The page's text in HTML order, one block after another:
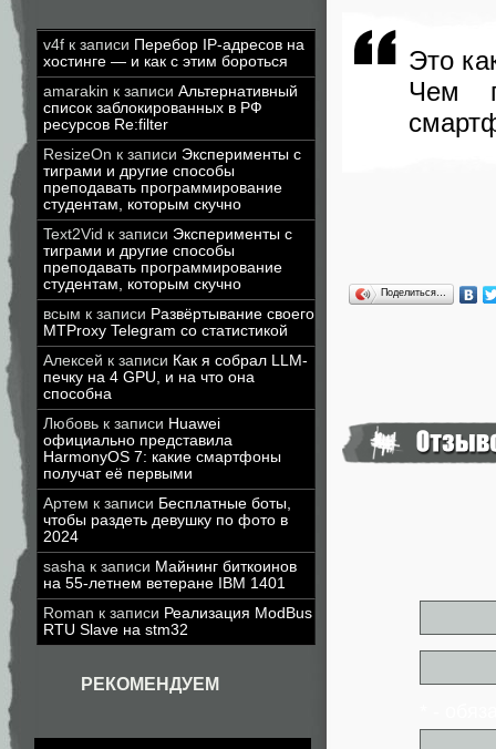
v4f к записи Перебор IP-адресов на
хостинге — и как с этим бороться
amarakin к записи Альтернативный
список заблокированных в РФ
ресурсов Re:filter
ResizeOn к записи Эксперименты с
тиграми и другие способы
преподавать программирование
студентам, которым скучно
Text2Vid к записи Эксперименты с
тиграми и другие способы
преподавать программирование
студентам, которым скучно
всым к записи Развёртывание своего
MTProxy Telegram со статистикой
Алексей к записи Как я собрал LLM-
печку на 4 GPU, и на что она
способна
Любовь к записи Huawei
официально представила
HarmonyOS 7: какие смартфоны
получат её первыми
Артем к записи Бесплатные боты,
чтобы раздеть девушку по фото в
2024
sasha к записи Майнинг биткоинов
на 55-летнем ветеране IBM 1401
Roman к записи Реализация ModBus
RTU Slave на stm32
РЕКОМЕНДУЕМ
Это
Чем
Поделиться…